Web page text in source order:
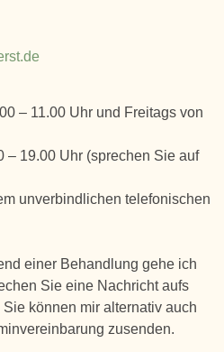
– 11.00 Uhr und Freitags von
19.00 Uhr (sprechen Sie auf
unverbindlichen telefonischen
einer Behandlung gehe ich
Sie eine Nachricht aufs
können mir alternativ auch
zusenden.